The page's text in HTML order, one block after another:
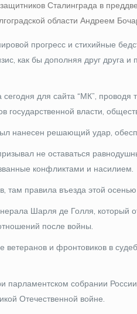
защитников Сталинграда в
области Андреем
прогресс и стихийные
как бы дополняя друг друга
для сайта “МК”,
государственной власти,
нанесен решающий удар,
не оставаться
конфликтами и насилием.
там правила въезда этой
Шарля де Голля, который
после войны.
ветеранов и фронтовиков в
парламентском собрании
Отечественной войне.